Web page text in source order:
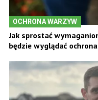
OCHRONA WARZYW
Jak sprostać
będzie wyglądać